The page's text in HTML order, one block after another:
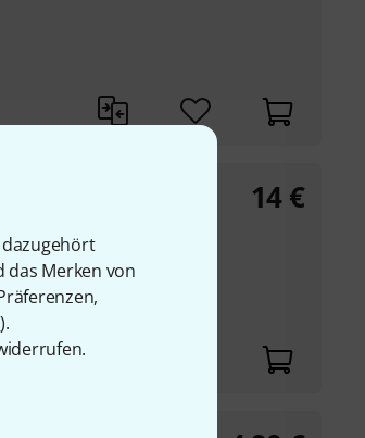
das Merken von
).
14 €